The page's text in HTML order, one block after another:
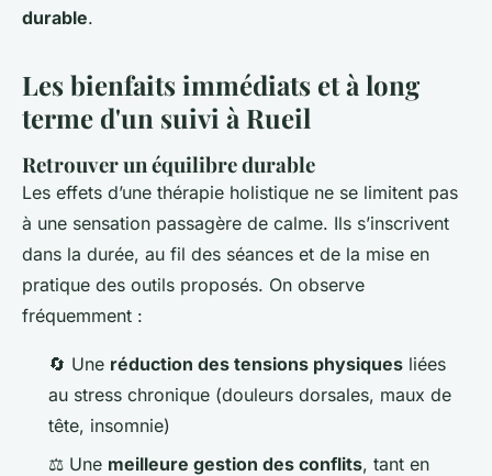
durable.
Les bienfaits immédiats et à long
terme d'un suivi à Rueil
Retrouver un équilibre durable
Les effets d’une thérapie holistique ne se limitent pas
à une sensation passagère de calme. Ils s’inscrivent
dans la durée, au fil des séances et de la mise en
pratique des outils proposés. On observe
fréquemment :
🔄 Une réduction des tensions physiques liées
au stress chronique (douleurs dorsales, maux de
tête, insomnie)
⚖️ Une meilleure gestion des conflits, tant en